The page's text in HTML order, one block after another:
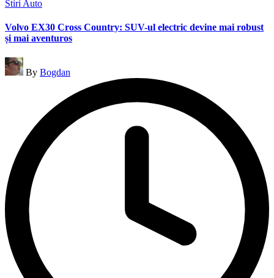
Posted
Stiri Auto
Volvo EX30 Cross Country: SUV-ul electric devine mai robust
și mai aventuros
Posted
by
By Bogdan